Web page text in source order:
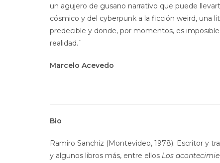
un agujero de gusano narrativo que puede
cósmico y del cyberpunk a la ficción weird, una
predecible y donde, por momentos, es
realidad.¨
Marcelo Acevedo
Bio
Ramiro Sanchiz (Montevideo, 1978). Escritor y
y algunos libros más, entre ellos Los